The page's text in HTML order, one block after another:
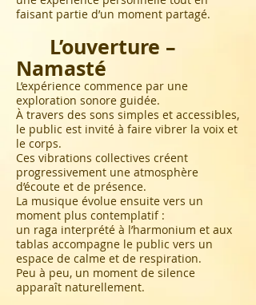
faisant partie d’un moment partagé.
L’ouverture –
Namasté
L’expérience commence par une
exploration sonore guidée.
À travers des sons simples et accessibles,
le public est invité à faire vibrer la voix et
le corps.
Ces vibrations collectives créent
progressivement une atmosphère
d’écoute et de présence.
La musique évolue ensuite vers un
moment plus contemplatif :
un raga interprété à l’harmonium et aux
tablas accompagne le public vers un
espace de calme et de respiration.
Peu à peu, un moment de silence
apparaît naturellement.